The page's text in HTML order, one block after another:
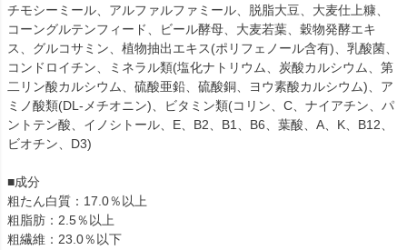
チモシーミール、アルファルファミール、脱脂大豆、大麦仕上糠、
コーングルテンフィード、ビール酵母、大麦若葉、穀物発酵エキ
ス、グルコサミン、植物抽出エキス(ポリフェノール含有)、乳酸菌、
コンドロイチン、ミネラル類(塩化ナトリウム、炭酸カルシウム、第
二リン酸カルシウム、硫酸亜鉛、硫酸銅、ヨウ素酸カルシウム)、ア
ミノ酸類(DL-メチオニン)、ビタミン類(コリン、C、ナイアチン、パ
ントテン酸、イノシトール、E、B2、B1、B6、葉酸、A、K、B12、
ビオチン、D3)
■成分
粗たん白質：17.0％以上
粗脂肪：2.5％以上
粗繊維：23.0％以下